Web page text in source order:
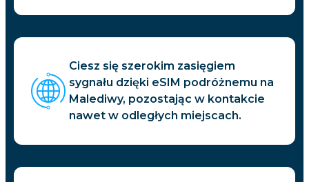
Ciesz się szerokim zasięgiem
sygnału dzięki eSIM podróżnemu na
Malediwy, pozostając w kontakcie
nawet w odległych miejscach.